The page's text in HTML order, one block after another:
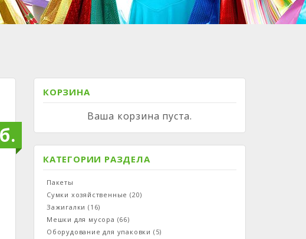
КОРЗИНА
Ваша корзина пуста.
КАТЕГОРИИ РАЗДЕЛА
Пакеты
Сумки хозяйственные (20)
Зажигалки (16)
Мешки для мусора (66)
Оборудование для упаковки (5)